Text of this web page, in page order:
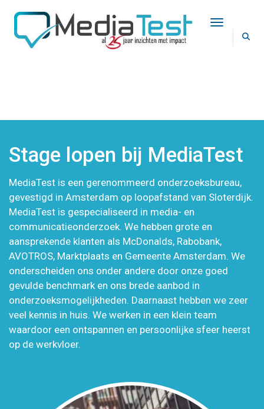
Toggle
Stage lopen bij MediaTest
MediaTest is een gerenommeerd onderzoeksbureau,
gevestigd in Amsterdam op loopafstand van Sloterdijk.
MediaTest is gespecialiseerd in media- en
communicatieonderzoek. We hebben grote en
aansprekende klanten als McDonalds, Rabobank,
AVOTROS, Marktplaats en Gemeente Amsterdam. We
onderscheiden ons onder andere door onze goed
gevulde benchmark en ons brede aanbod in
onderzoeksmogelijkheden. Daarnaast hebben we zeer
veel kennis in huis. We werken in een klein team
waardoor een ontspannen en persoonlijke sfeer heerst
op de werkvloer.